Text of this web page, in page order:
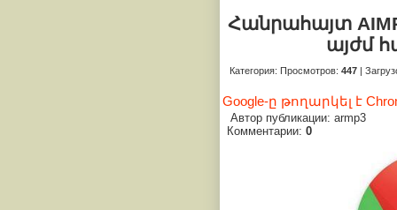
Հանրահայտ
այժմ
Категория: Просмотров: 447|
Google-ը թողարկել է
Автор публикации: armp3
Комментарии: 0